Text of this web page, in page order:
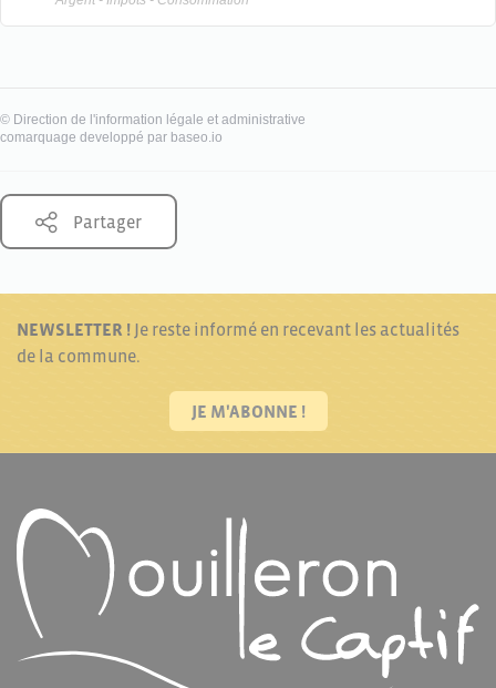
© Direction de l'information légale et administrative
comarquage developpé par baseo.io
Partager
NEWSLETTER ! Je reste informé en recevant les actualités
de la commune.
JE M'ABONNE !